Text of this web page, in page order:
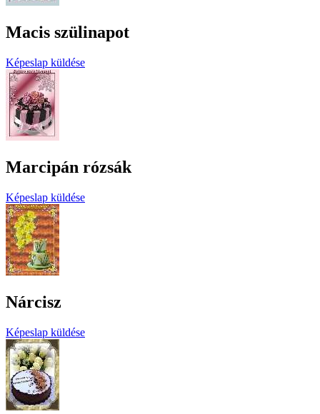
Macis szülinapot
Képeslap küldése
Marcipán rózsák
Képeslap küldése
Nárcisz
Képeslap küldése